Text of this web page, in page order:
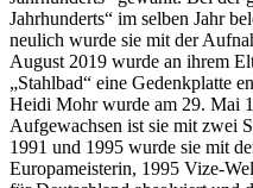
Jahrhunderts“ im selben Jahr
neulich wurde sie mit der
August 2019 wurde an ihrem
„Stahlbad“ eine Gedenkplatte
Heidi Mohr wurde am 29. Mai
Aufgewachsen ist sie mit zwei
1991 und 1995 wurde sie mit
Europameisterin, 1995 Vize-